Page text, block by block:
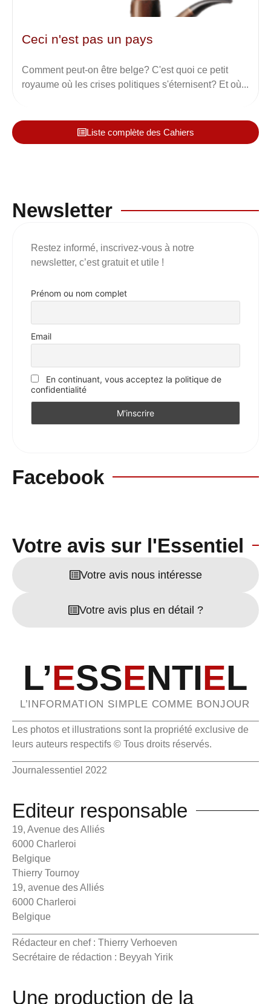
Ceci n'est pas un pays
Comment peut-on être belge? C'est quoi ce petit
royaume où les crises politiques s'éternisent? Et où...
Liste complète des Cahiers
Newsletter
Restez informé, inscrivez-vous à notre
newsletter, c’est gratuit et utile !
Prénom ou nom complet
Email
En continuant, vous acceptez la politique de
confidentialité
Facebook
Votre avis sur l'Essentiel
Votre avis nous intéresse
Votre avis plus en détail ?
L’ESSENTIEL
L’INFORMATION SIMPLE COMME BONJOUR
Les photos et illustrations sont la propriété exclusive de
leurs auteurs respectifs © Tous droits réservés.
Journalessentiel 2022
Editeur responsable
19, Avenue des Alliés
6000 Charleroi
Belgique
Thierry Tournoy
19, avenue des Alliés
6000 Charleroi
Belgique
Rédacteur en chef : Thierry Verhoeven
Secrétaire de rédaction : Beyyah Yirik
Une production de la